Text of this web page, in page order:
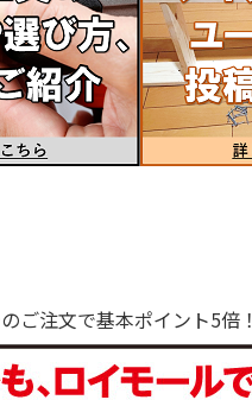
ご注文で基本ポイント5倍！